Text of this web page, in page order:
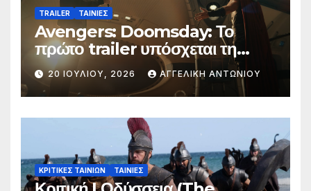
TRAILER ΤΑΙΝΙΕΣ
Avengers: Doomsday: Το
πρώτο trailer υπόσχεται τη
μεγαλύτερη μάχη στην ιστορία
της Marvel
20 ΙΟΥΛΊΟΥ, 2026 ΑΓΓΕΛΙΚΉ ΑΝΤΩΝΊΟΥ
ΚΡΙΤΙΚΕΣ ΤΑΙΝΙΩΝ ΤΑΙΝΙΕΣ